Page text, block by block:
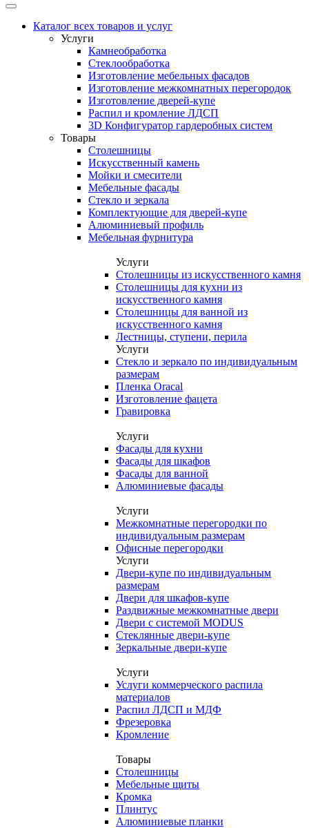
Каталог всех товаров и услуг
Услуги
Камнеобработка
Стеклообработка
Изготовление мебельных фасадов
Изготовление межкомнатных перегородок
Изготовление дверей-купе
Распил и кромление ЛДСП
3D Конфигуратор гардеробных систем
Товары
Столешницы
Искусственный камень
Мойки и смесители
Мебельные фасады
Стекло и зеркала
Комплектующие для дверей-купе
Алюминиевый профиль
Мебельная фурнитура
Услуги
Столешницы из искусственного камня
Столешницы для кухни из
искусственного камня
Столешницы для ванной из
искусственного камня
Лестницы, ступени, перила
Услуги
Стекло и зеркало по индивидуальным
размерам
Пленка Oracal
Изготовление фацета
Гравировка
Услуги
Фасады для кухни
Фасады для шкафов
Фасады для ванной
Алюминиевые фасады
Услуги
Межкомнатные перегородки по
индивидуальным размерам
Офисные перегородки
Услуги
Двери-купе по индивидуальным
размерам
Двери для шкафов-купе
Раздвижные межкомнатные двери
Двери с системой MODUS
Стеклянные двери-купе
Зеркальные двери-купе
Услуги
Услуги коммерческого распила
материалов
Распил ЛДСП и МДФ
Фрезеровка
Кромление
Товары
Столешницы
Мебельные щиты
Кромка
Плинтус
Алюминиевые планки